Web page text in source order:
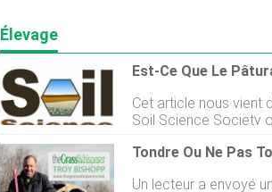
Élevage
Cet article nous vient
Soil Science Society
avec larticle de la
conseils sur ce quil
recommandation de
Un lecteur a envoyé